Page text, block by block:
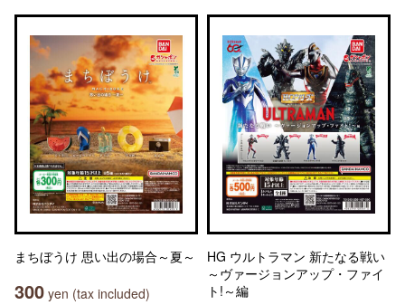
まちぼうけ 思い出の場合～夏～
300 yen (tax included)
HG ウルトラマン 新たなる戦い
～ヴァージョンアップ・ファイ
ト!～編